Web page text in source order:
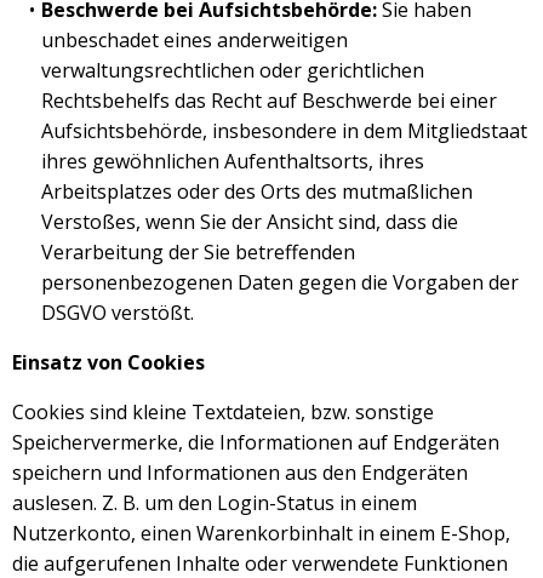
Beschwerde bei Aufsichtsbehörde:Sie haben
unbeschadet eines anderweitigen
verwaltungsrechtlichen oder gerichtlichen
Rechtsbehelfs das Recht auf Beschwerde bei einer
Aufsichtsbehörde, insbesondere in dem Mitgliedstaat
ihres gewöhnlichen Aufenthaltsorts, ihres
Arbeitsplatzes oder des Orts des mutmaßlichen
Verstoßes, wenn Sie der Ansicht sind, dass die
Verarbeitung der Sie betreffenden
personenbezogenen Daten gegen die Vorgaben der
DSGVO verstößt.
Einsatz von Cookies
Cookies sind kleine Textdateien, bzw. sonstige
Speichervermerke, die Informationen auf Endgeräten
speichern und Informationen aus den Endgeräten
auslesen. Z. B. um den Login-Status in einem
Nutzerkonto, einen Warenkorbinhalt in einem E-Shop,
die aufgerufenen Inhalte oder verwendete Funktionen